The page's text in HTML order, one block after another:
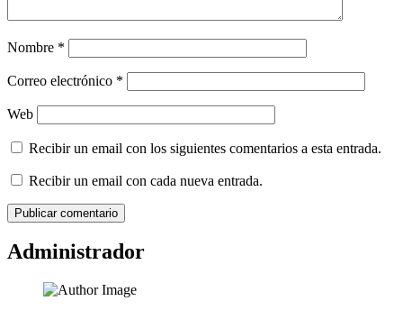
Nombre *
Correo electrónico *
Web
Recibir un email con los siguientes comentarios a esta entrada.
Recibir un email con cada nueva entrada.
Administrador